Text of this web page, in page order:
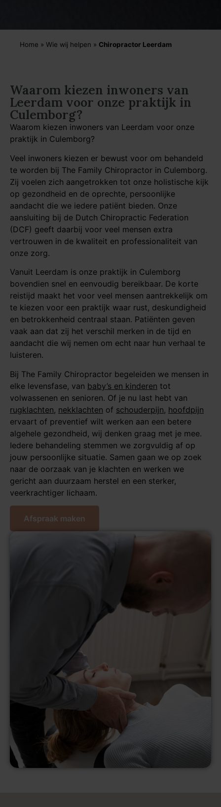
Home » Wie wij helpen » Chiropractor Leerdam
Waarom kiezen inwoners van
Leerdam voor onze praktijk in
Culemborg?
Waarom kiezen inwoners van Leerdam voor onze
praktijk in Culemborg?
Veel inwoners kiezen er bewust voor om behandeld
te worden bij The Family Chiropractor in Culemborg.
Zij voelen zich aangetrokken tot onze holistische kijk
op gezondheid en de oprechte, persoonlijke
aandacht die we iedere patiënt bieden. Onze
aansluiting bij de Dutch Chiropractic Federation
(DCF) geeft daarbij voor veel mensen extra
vertrouwen in de kwaliteit en professionaliteit van
onze zorg.
Vanuit Leerdam is onze praktijk in Culemborg
bovendien snel en eenvoudig bereikbaar. De korte
reistijd maakt het voor veel mensen aantrekkelijk om
te kiezen voor een praktijk waar rust, deskundigheid
en betrokkenheid centraal staan. Patiënten geven
vaak aan dat zij het verschil merken in de tijd en
aandacht die wij nemen om echt naar hun verhaal te
luisteren.
Bij The Family Chiropractor begeleiden we mensen in
elke levensfase, van baby’s en kinderen tot
volwassenen en senioren. Of je nu last hebt van
rugklachten, nekklachten of schouderpijn, hoofdpijn
ervaart of preventief wilt werken aan een betere
algehele gezondheid, wij denken graag met je mee.
Iedere behandeling stemmen we zorgvuldig af op
jouw persoonlijke situatie. Samen gaan we op zoek
naar de oorzaak van je klachten en werken we
gericht aan duurzaam herstel en een sterker,
veerkrachtiger lichaam.
Afspraak maken